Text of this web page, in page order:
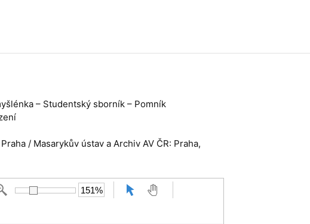
– Studentský sborník – Pomník
/ Masarykův ústav a Archiv AV ČR: Praha,